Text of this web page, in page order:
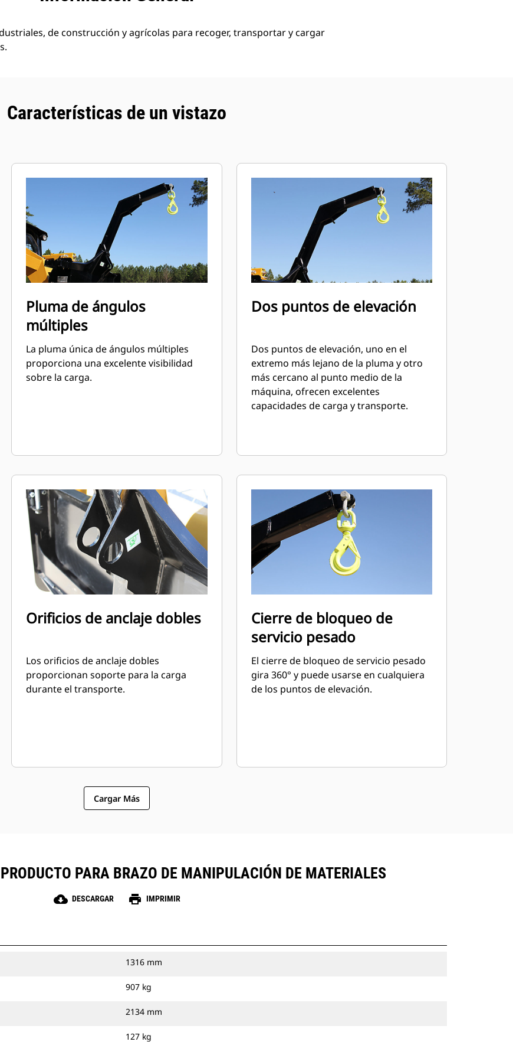
de construcción y agrícolas para recoger, transportar y cargar
Características de un vistazo
Pluma de ángulos
múltiples
La pluma única de ángulos múltiples
proporciona una excelente visibilidad
sobre la carga.
Dos puntos de elevación
Dos puntos de elevación, uno en el
extremo más lejano de la pluma y otro
más cercano al punto medio de la
máquina, ofrecen excelentes
capacidades de carga y transporte.
Orificios de anclaje dobles
Los orificios de anclaje dobles
proporcionan soporte para la carga
durante el transporte.
Cierre de bloqueo de
servicio pesado
El cierre de bloqueo de servicio pesado
gira 360° y puede usarse en cualquiera
de los puntos de elevación.
Cargar Más
PARA BRAZO DE MANIPULACIÓN DE MATERIALES
cloud_download DESCARGAR print IMPRIMIR
1316 mm
907 kg
2134 mm
127 kg